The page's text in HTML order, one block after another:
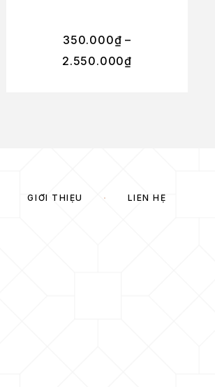
350.000₫ –
2.550.000₫
GIỚI THIỆU LIÊN HỆ